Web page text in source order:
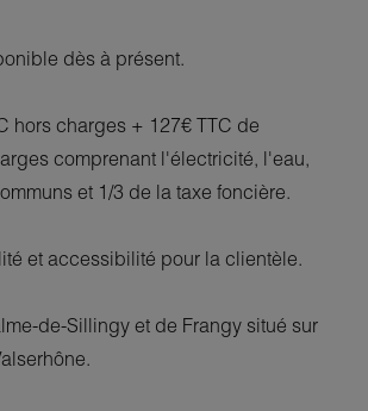
dès à présent.
hors charges + 127€ TTC de
comprenant l'électricité, l'eau,
et 1/3 de la taxe foncière.
et accessibilité pour la clientèle.
de-Sillingy et de Frangy situé sur